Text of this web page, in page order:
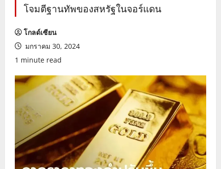
โจมตีฐานทัพของสหรัฐในจอร์แดน
โกลด์เซียน
มกราคม 30, 2024
1 minute read